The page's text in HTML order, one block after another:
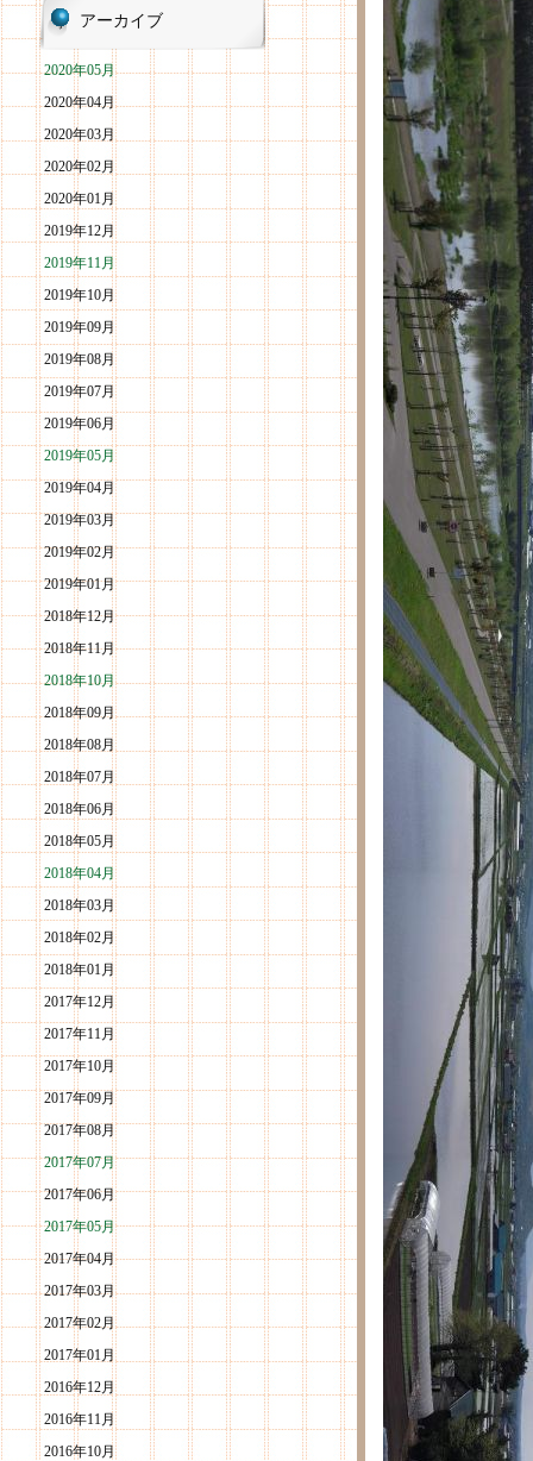
アーカイブ
2020年05月
2020年04月
2020年03月
2020年02月
2020年01月
2019年12月
2019年11月
2019年10月
2019年09月
2019年08月
2019年07月
2019年06月
2019年05月
2019年04月
2019年03月
2019年02月
2019年01月
2018年12月
2018年11月
2018年10月
2018年09月
2018年08月
2018年07月
2018年06月
2018年05月
2018年04月
2018年03月
2018年02月
2018年01月
2017年12月
2017年11月
2017年10月
2017年09月
2017年08月
2017年07月
2017年06月
2017年05月
2017年04月
2017年03月
2017年02月
2017年01月
2016年12月
2016年11月
2016年10月